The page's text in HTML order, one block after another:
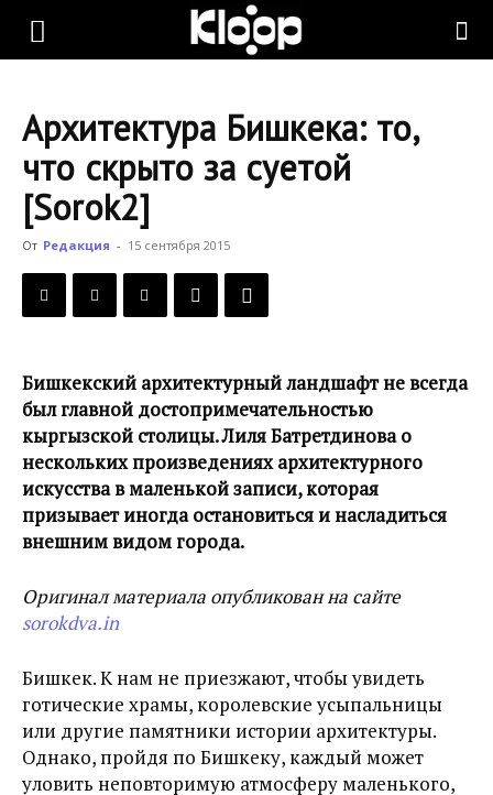
KLOOP.KG
Новости
Кыргызстана
Архитектура Бишкека: то,
что скрыто за суетой
[Sorok2]
От Редакция - 15 сентября 2015
Бишкекский архитектурный ландшафт не всегда
был главной достопримечательностью
кыргызской столицы. Лиля Батретдинова о
нескольких произведениях архитектурного
искусства в маленькой записи, которая
призывает иногда остановиться и насладиться
внешним видом города.
Оригинал материала опубликован на сайте
sorokdva.in
Бишкек. К нам не приезжают, чтобы увидеть
готические храмы, королевские усыпальницы
или другие памятники истории архитектуры.
Однако, пройдя по Бишкеку, каждый может
уловить неповторимую атмосферу маленького,